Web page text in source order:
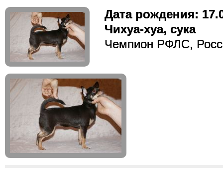
Дата рождения:
Чихуа-хуа, сука
Чемпион РФЛС,